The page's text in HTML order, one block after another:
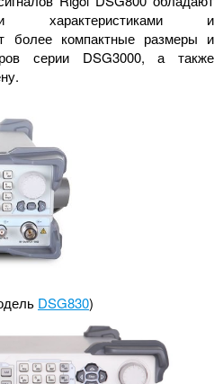
характеристиками и
более компактные размеры и
серии DSG3000, а также
DSG830)